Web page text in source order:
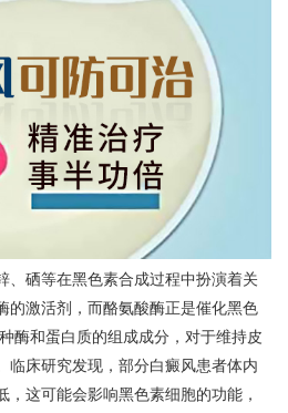
硒等在黑色素合成过程中扮演着关
的激活剂，而酪氨酸酶正是催化黑色
酶和蛋白质的组成成分，对于维持皮
临床研究发现，部分白癜风患者体内
，这可能会影响黑色素细胞的功能，